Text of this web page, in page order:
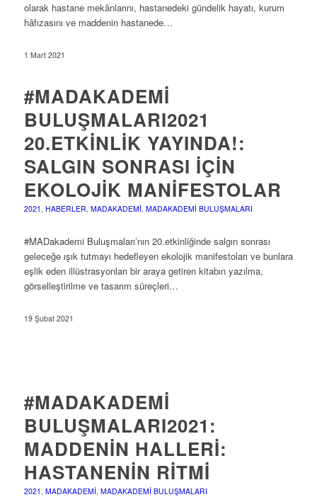
olarak hastane mekânlarını, hastanedeki gündelik hayatı, kurum
hâfızasını ve maddenin hastanede…
1 Mart 2021
#MADAKADEMI
BULUŞMALARI2021
20.ETKINLIK YAYINDA!:
SALGIN SONRASI İÇIN
EKOLOJIK MANIFESTOLAR
2021 , HABERLER, MADAKADEMI, MADAKADEMI BULUŞMALARI
#MADakademi Buluşmaları’nın 20.etkinliğinde salgın sonrası
geleceğe ışık tutmayı hedefleyen ekolojik manifestoları ve bunlara
eşlik eden illüstrasyonları bir araya getiren kitabın yazılma,
görselleştirilme ve tasarım süreçleri…
19 Şubat 2021
#MADAKADEMI
BULUŞMALARI2021:
MADDENIN HALLERI:
HASTANENIN RITMI
2021 , MADAKADEMI, MADAKADEMI BULUŞMALARI